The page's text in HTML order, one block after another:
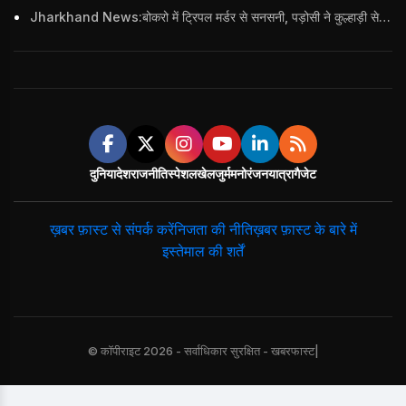
Jharkhand News:बोकरो में ट्रिपल मर्डर से सनसनी, पड़ोसी ने कुल्हाड़ी से पति-पत्नी और बहु की हत्या की
दुनियादेशराजनीतिस्पेशलखेलजुर्ममनोरंजनयात्रागैजेट
ख़बर फ़ास्ट से संपर्क करेंनिजता की नीतिख़बर फ़ास्ट के बारे में
इस्तेमाल की शर्तें
© कॉपीराइट 2026 - सर्वाधिकार सुरक्षित - खबरफास्ट|